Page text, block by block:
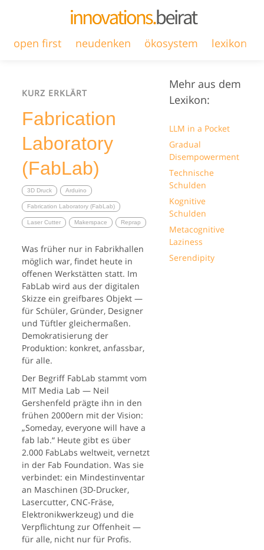
open first neudenken ökosystem lexikon
KURZ ERKLÄRT
Fabrication
Laboratory
(FabLab)
3D Druck Arduino
Fabrication Laboratory (FabLab)
Laser Cutter Makerspace Reprap
Was früher nur in Fabrikhallen
möglich war, findet heute in
offenen Werkstätten statt. Im
FabLab wird aus der digitalen
Skizze ein greifbares Objekt —
für Schüler, Gründer, Designer
und Tüftler gleichermaßen.
Demokratisierung der
Produktion: konkret, anfassbar,
für alle.
Der Begriff FabLab stammt vom
MIT Media Lab — Neil
Gershenfeld prägte ihn in den
frühen 2000ern mit der Vision:
„Someday, everyone will have a
fab lab.“ Heute gibt es über
2.000 FabLabs weltweit, vernetzt
in der Fab Foundation. Was sie
verbindet: ein Mindestinventar
an Maschinen (3D-Drucker,
Lasercutter, CNC-Fräse,
Elektronikwerkzeug) und die
Verpflichtung zur Offenheit —
für alle, nicht nur für Profis.
Mehr aus dem
Lexikon:
LLM in a Pocket
Gradual
Disempowerment
Technische
Schulden
Kognitive
Schulden
Metacognitive
Laziness
Serendipity